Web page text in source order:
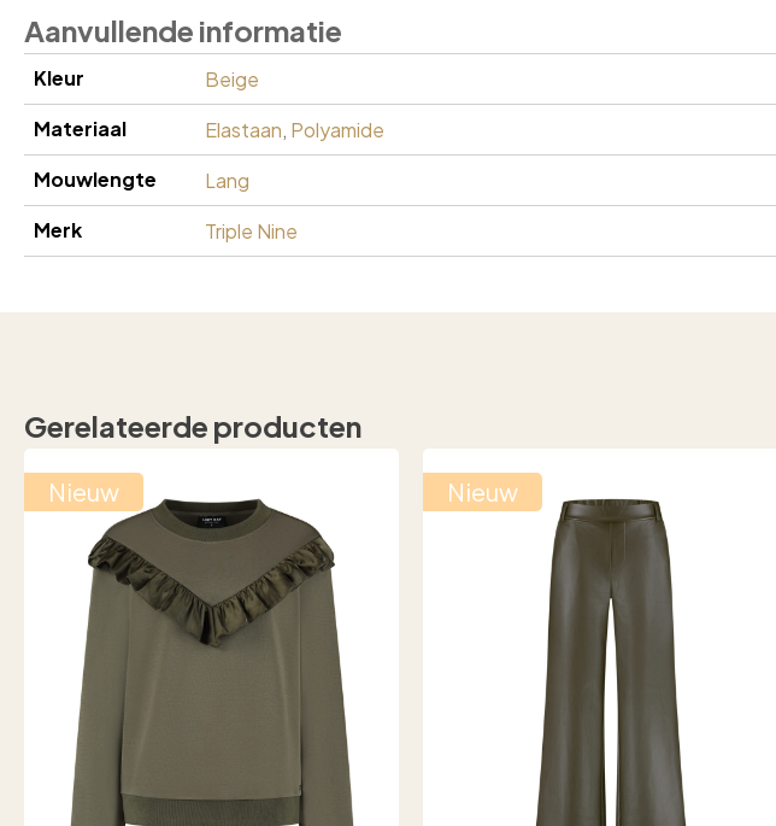
Aanvullende informatie
Kleur
Beige
Materiaal
Elastaan, Polyamide
Mouwlengte
Lang
Merk
Triple Nine
Gerelateerde producten
Nieuw Nieuw